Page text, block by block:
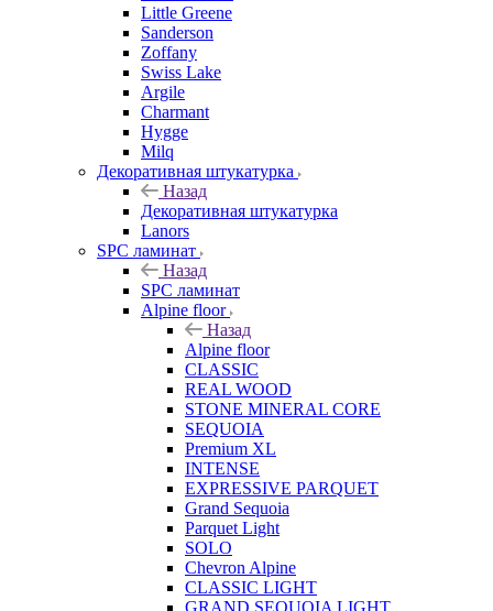
Little Greene
Sanderson
Zoffany
Swiss Lake
Argile
Charmant
Hygge
Milq
Декоративная штукатурка
Назад
Декоративная штукатурка
Lanors
SPC ламинат
Назад
SPC ламинат
Alpine floor
Назад
Alpine floor
CLASSIC
REAL WOOD
STONE MINERAL CORE
SEQUOIA
Premium XL
INTENSE
EXPRESSIVE PARQUET
Grand Sequoia
Parquet Light
SOLO
Chevron Alpine
CLASSIC LIGHT
GRAND SEQUOIA LIGHT